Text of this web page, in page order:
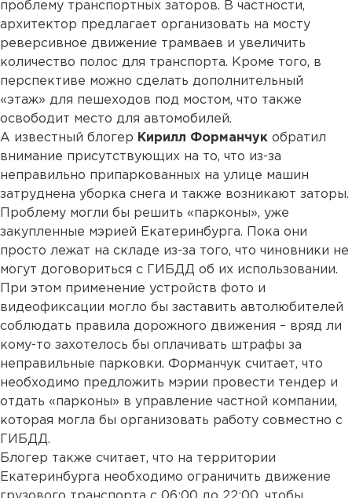
проблему транспортных заторов. В частности,
архитектор предлагает организовать на мосту
реверсивное движение трамваев и увеличить
количество полос для транспорта. Кроме того, в
перспективе можно сделать дополнительный
«этаж» для пешеходов под мостом, что также
освободит место для автомобилей.
А известный блогер Кирилл Форманчук обратил
внимание присутствующих на то, что из-за
неправильно припаркованных на улице машин
затруднена уборка снега и также возникают заторы.
Проблему могли бы решить «парконы», уже
закупленные мэрией Екатеринбурга. Пока они
просто лежат на складе из-за того, что чиновники не
могут договориться с ГИБДД об их использовании.
При этом применение устройств фото и
видеофиксации могло бы заставить автолюбителей
соблюдать правила дорожного движения – вряд ли
кому-то захотелось бы оплачивать штрафы за
неправильные парковки. Форманчук считает, что
необходимо предложить мэрии провести тендер и
отдать «парконы» в управление частной компании,
которая могла бы организовать работу совместно с
ГИБДД.
Блогер также считает, что на территории
Екатеринбурга необходимо ограничить движение